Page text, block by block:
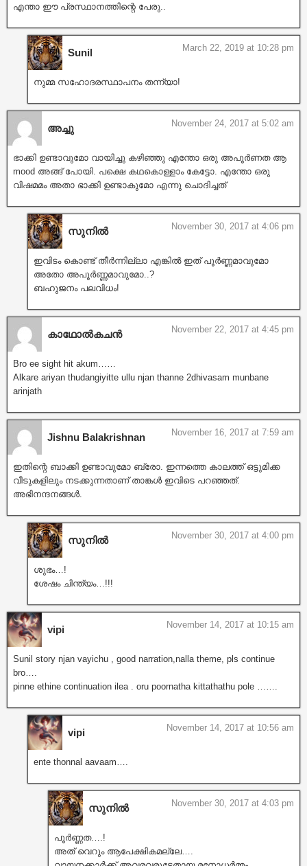
എന്താ ഈ പ്രസ്ഥാനത്തിന്റെ പേരു..
Sunil March 22, 2019 at 10:28 pm
നുമ്മ സഹോദരസ്ഥാപനം തന്ന്യാ!
അച്ചു November 24, 2017 at 5:02 am
ഭാക്കി ഉണ്ടാവുമോ വായിച്ചു കഴിഞ്ഞു എന്തോ ഒരു അപൂർണത ആ
mood അങ്ങ് പോയി. പക്ഷെ കഥകൊള്ളാം കേട്ടോ. എന്തോ ഒരു
വിഷമമം അതാ ഭാക്കി ഉണ്ടാകുമോ എന്നു ചൊദിച്ചത്
സുനിൽ November 30, 2017 at 4:06 pm
ഇവിടം കൊണ്ട് തീർന്നില്ലാ എങ്കിൽ ഇത് പൂർണ്ണമാവുമോ
അതോ അപൂർണ്ണമാവുമോ..?
ബഹുജനം പലവിധം!
കാഥോൽകചൻ November 22, 2017 at 4:45 pm
Bro ee sight hit akum……
Alkare ariyan thudangiyitte ullu njan thanne 2dhivasam munbane
arinjath
Jishnu Balakrishnan November 16, 2017 at 7:59 am
ഇതിന്റെ ബാക്കി ഉണ്ടാവുമോ ബ്രോ. ഇന്നത്തെ കാലത്ത് ഒട്ടുമിക്ക
വീടുകളിലും നടക്കുന്നതാണ് താങ്കൾ ഇവിടെ പറഞ്ഞത്.
അഭിനന്ദനങ്ങൾ.
സുനിൽ November 30, 2017 at 4:00 pm
ശുഭം…!
ശേഷം ചിന്ത്യം…!!!
vipi November 14, 2017 at 10:15 am
Sunil story njan vayichu , good narration,nalla theme, pls continue
bro….
pinne ethine continuation ilea . oru poornatha kittathathu pole …….
vipi November 14, 2017 at 10:56 am
ente thonnal aavaam….
സുനിൽ November 30, 2017 at 4:03 pm
പൂർണ്ണത….!
അത് വെറും ആപേക്ഷികമല്ലേ….